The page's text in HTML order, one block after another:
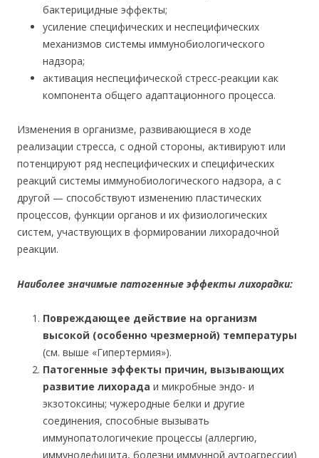
бактерицидные эффекты;
усиление специфических и неспецифических
механизмов системы иммунобиологического
надзора;
активация неспецифической стресс-реакции как
компонента общего адаптационного процесса.
Изменения в организме, развивающиеся в ходе
реализации стресса, с одной стороны, активируют или
потенцируют ряд неспецифических и специфических
реакций системы иммунобиологического надзора, а с
другой — способствуют изменению пластических
процессов, функции органов и их физиологических
систем, участвующих в формировании лихорадочной
реакции.
Наиболее значимые патогенные эффекты лихорадки:
Повреждающее действие на организм
высокой (особенно чрезмерной) температуры
(см. выше «Гипертермия»).
Патогенные эффекты причин, вызывающих
развитие лихорада и микробные эндо- и
экзотоксины; чужеродные белки и другие
соединения, способные вызывать
иммунопатологичекие процессы (аллергию,
иммунодефицита, болезни иммунной аутоагрессии)